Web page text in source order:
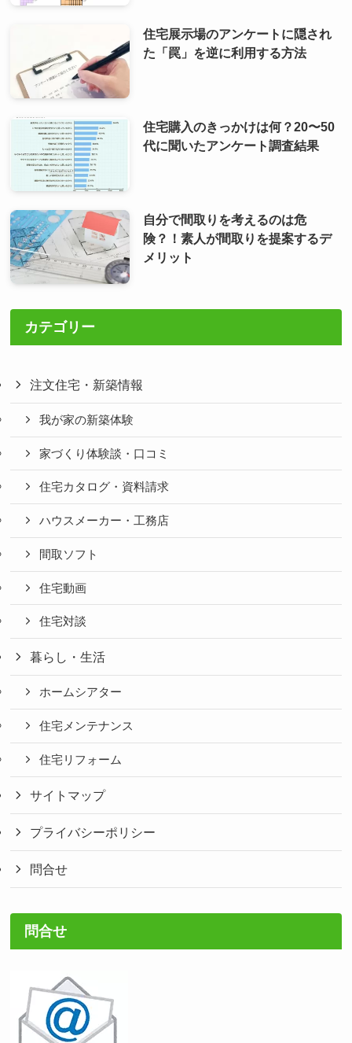
住宅展示場のアンケートに隠され
た「罠」を逆に利用する方法
住宅購入のきっかけは何？20〜50
代に聞いたアンケート調査結果
自分で間取りを考えるのは危
険？！素人が間取りを提案するデ
メリット
カテゴリー
注文住宅・新築情報
我が家の新築体験
家づくり体験談・口コミ
住宅カタログ・資料請求
ハウスメーカー・工務店
間取ソフト
住宅動画
住宅対談
暮らし・生活
ホームシアター
住宅メンテナンス
住宅リフォーム
サイトマップ
プライバシーポリシー
問合せ
問合せ